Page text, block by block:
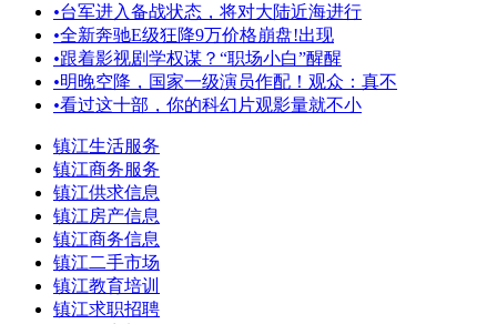
•台军进入备战状态，将对大陆近海进行
•全新奔驰E级狂降9万价格崩盘!出现
•跟着影视剧学权谋？“职场小白”醒醒
•明晚空降，国家一级演员作配！观众：真不
•看过这十部，你的科幻片观影量就不小
镇江生活服务
镇江商务服务
镇江供求信息
镇江房产信息
镇江商务信息
镇江二手市场
镇江教育培训
镇江求职招聘